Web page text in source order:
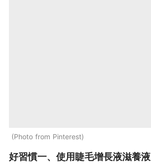
Photo from Pinterest
好習慣一、使用睫毛增長液滋養液